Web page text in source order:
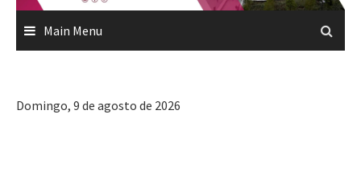
Main Menu
Domingo, 9 de agosto de 2026